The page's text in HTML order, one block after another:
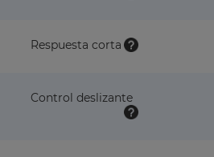
Respuesta corta
Control deslizante